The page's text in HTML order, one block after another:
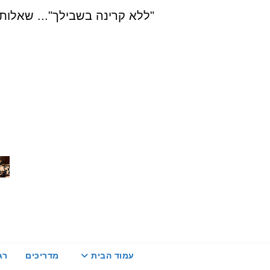
"ללא קרינה בשבילך"... שאלות, הדרכה ויעוץ
עמוד הבית מדריכים